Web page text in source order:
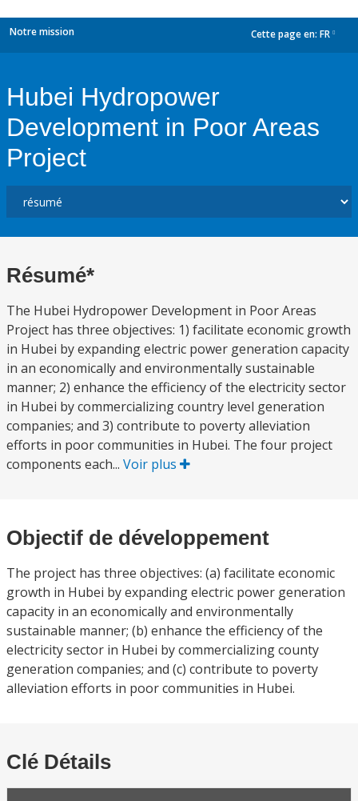
Notre mission Cette page en: FR
Hubei Hydropower
Development in Poor Areas
Project
Résumé*
The Hubei Hydropower Development in Poor Areas
Project has three objectives: 1) facilitate economic growth
in Hubei by expanding electric power generation capacity
in an economically and environmentally sustainable
manner; 2) enhance the efficiency of the electricity sector
in Hubei by commercializing country level generation
companies; and 3) contribute to poverty alleviation
efforts in poor communities in Hubei. The four project
components each... Voir plus
Objectif de développement
The project has three objectives: (a) facilitate economic
growth in Hubei by expanding electric power generation
capacity in an economically and environmentally
sustainable manner; (b) enhance the efficiency of the
electricity sector in Hubei by commercializing county
generation companies; and (c) contribute to poverty
alleviation efforts in poor communities in Hubei.
Clé Détails